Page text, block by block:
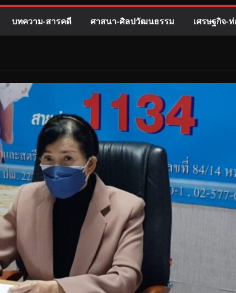
บทความ-สารคดี ศาสนา-ศิลปวัฒนธรรม เศรษฐกิจ-ท่